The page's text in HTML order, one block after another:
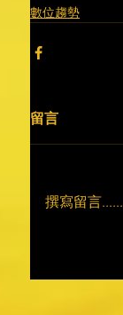
數位趨勢
留言
撰寫留言......